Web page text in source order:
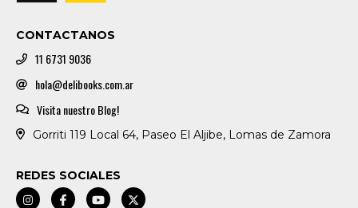
CONTACTANOS
11 6731 9036
hola@delibooks.com.ar
Visita nuestro Blog!
Gorriti 119 Local 64, Paseo El Aljibe, Lomas de Zamora
REDES SOCIALES